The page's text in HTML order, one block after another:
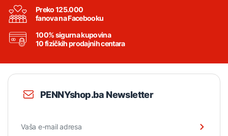
Preko 125.000
fanova na Facebooku
100% sigurna kupovina
10 fizičkih prodajnih centara
PENNYshop.ba Newsletter